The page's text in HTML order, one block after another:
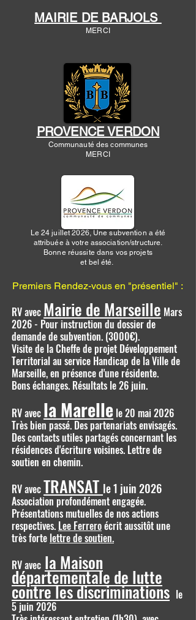
MAIRIE DE BARJOLS
MERCI
​
PROVENCE VERDON
Communauté des communes
MERCI
Le 24 juillet 2026, Une subvention a été
attribuée à votre association/structure.
Bonne réussite dans vos projets
et bel été.
Premiers Rendez-vous en "présentiel" :
RV avec Mairie de Marseille Mars
2026 - Pour instruction du dossier de
demande de subvention. (3000€).
Visite de la Cheffe de projet Développement
Territorial au service Handicap de la Ville de
Marseille, en présence d'une résidente.
Bons échanges. Résultats le 26 juin.
RV avec la Marelle le 20 mai 2026
Très bien passé. Des partenariats envisagés.
Des contacts utiles partagés concernant les
résidences d'écriture voisines. Lettre de
soutien en chemin.
RV avecTRANSAT le 1 juin 2026
Association profondément engagée.
Présentations mutuelles de nos actions
respectives. Lee Ferreroécrit aussitôt une
très forte lettre de soutien.
RV avec la Maison
départementale de lutte
contre les discriminations le
5 juin 2026